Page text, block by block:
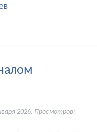
2026. Просмотров: